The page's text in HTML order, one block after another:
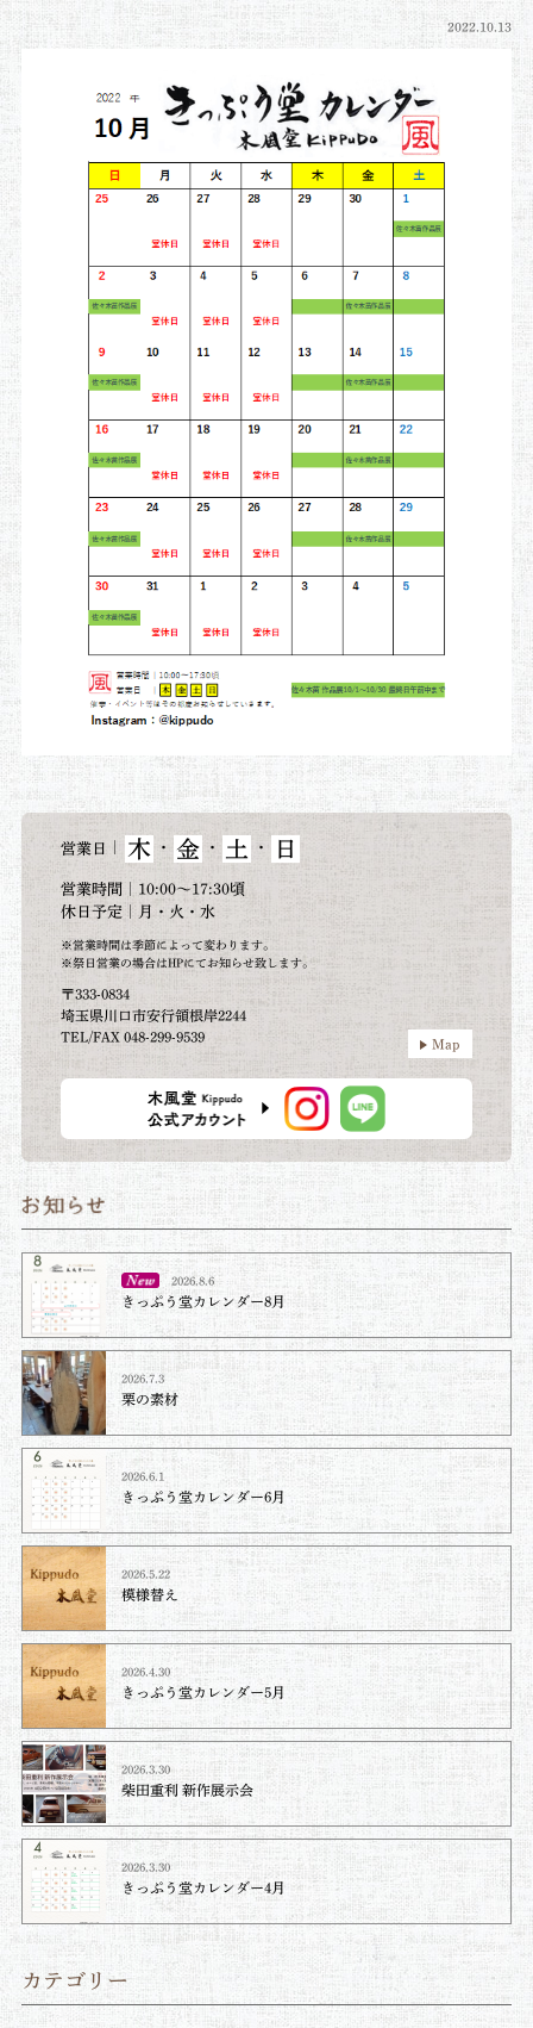
2022.10.13
営業日 木 ・ 金 ・ 土 ・ 日
営業時間｜10:00～17:30頃
休日予定｜月・火・水
※営業時間は季節によって変わります。
※祭日営業の場合はHPにてお知らせ致します。
〒333-0834
埼玉県川口市安行領根岸2244
TEL/FAX 048-299-9539
Map
2026.8.6
きっぷう堂カレンダー8月
2026.7.3
栗の素材
2026.6.1
きっぷう堂カレンダー6月
2026.5.22
模様替え
2026.4.30
きっぷう堂カレンダー5月
2026.3.30
柴田重利 新作展示会
2026.3.30
きっぷう堂カレンダー4月
カテゴリー